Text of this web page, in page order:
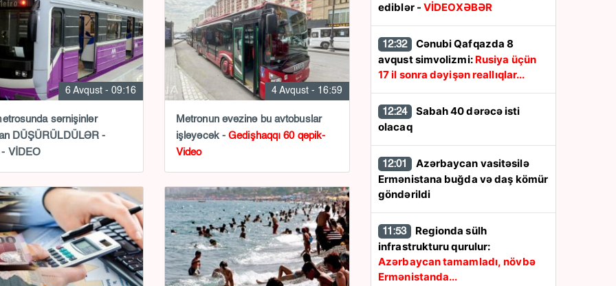
6 Avqust - 09:16
sərnişinlər
DÜŞÜRÜLDÜLƏR -
- VİDEO
4 Avqust - 16:59
Metronun əvəzinə bu avtobuslar
işləyəcək -Gedişhaqqı 60 qəpik-
Video
ediblər - VİDEOXƏBƏR
12:32
avqust simvolizmi: Rusiya üçün
17 il sonra dəyişən reallıqlar...
12:24
olacaq
12:01
Ermənistana buğda və daş kömür
göndərildi
11:53
infrastrukturu qurulur:
Azərbaycan tamamladı, növbə
Ermənistanda...